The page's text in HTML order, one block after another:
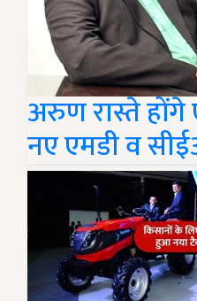
अरुण रास्ते
नए एमडी व